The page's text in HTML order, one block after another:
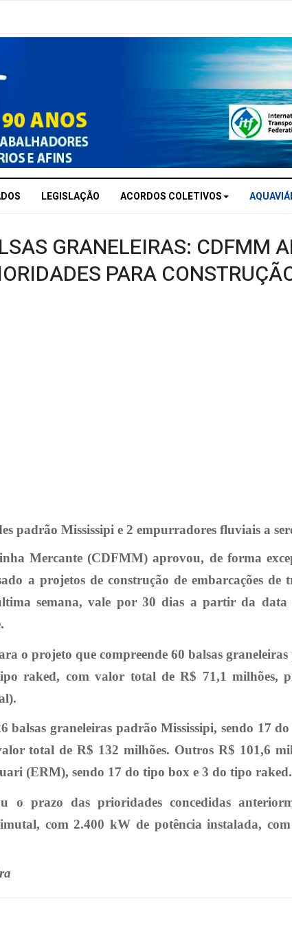
LEGISLAÇÃO ACORDOS COLETIVOS
GRANELEIRAS: CDFMM
PARA
padrão Mississipi e 2 empurradores fluviais a
Mercante (CDFMM) aprovou, de forma
a projetos de construção de embarcações
semana, vale por 30 dias a partir da data
o projeto que compreende 60 balsas
raked, com valor total de R$ 71,1 milhões,
balsas graneleiras padrão Mississipi, sendo 17
total de R$ 132 milhões. Outros R$ 101,6
(ERM), sendo 17 do tipo box e 3 do tipo raked.
o prazo das prioridades concedidas
com 2.400 kW de potência instalada,